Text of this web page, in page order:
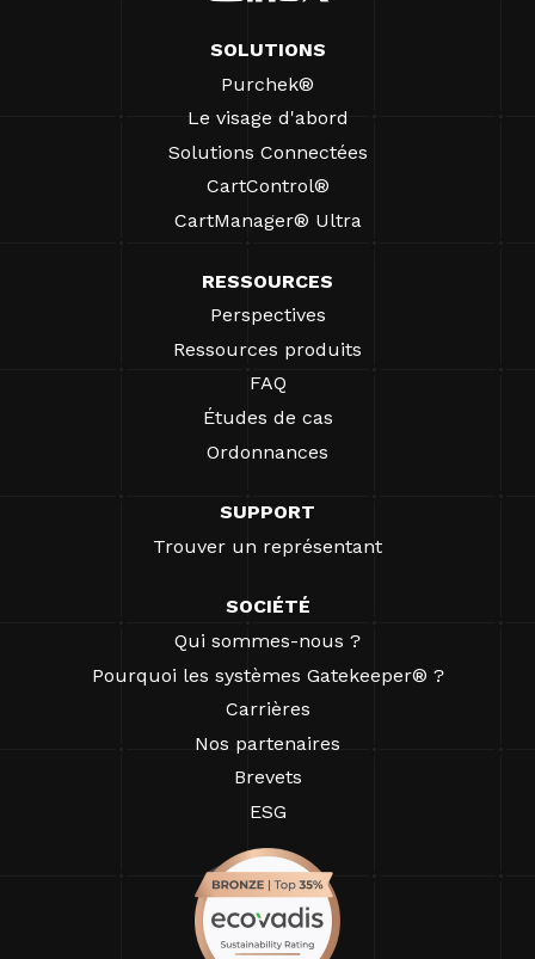
SOLUTIONS
Purchek®
Le visage d'abord
Solutions Connectées
CartControl®
CartManager® Ultra
RESSOURCES
Perspectives
Ressources produits
FAQ
Études de cas
Ordonnances
SUPPORT
Trouver un représentant
SOCIÉTÉ
Qui sommes-nous ?
Pourquoi les systèmes Gatekeeper® ?
Carrières
Nos partenaires
Brevets
ESG